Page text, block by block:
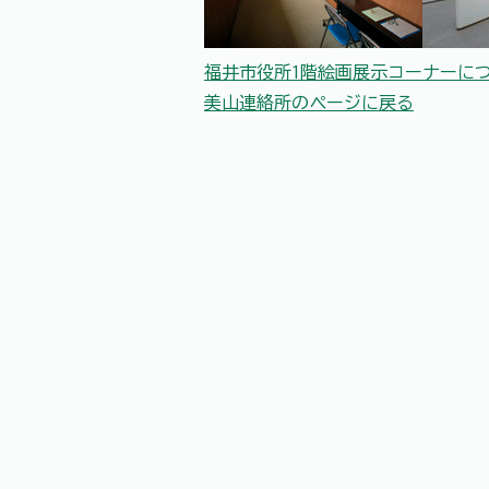
福井市役所1階絵画展示コーナーに
美山連絡所のページに戻る